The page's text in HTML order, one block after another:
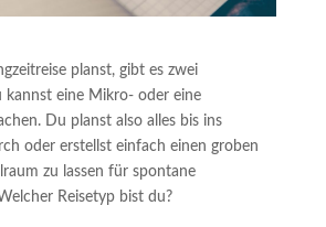
planst, gibt es zwei
kannst eine Mikro- oder eine
Du planst also alles bis ins
oder erstellst einfach einen groben
zu lassen für spontane
Reisetyp bist du?